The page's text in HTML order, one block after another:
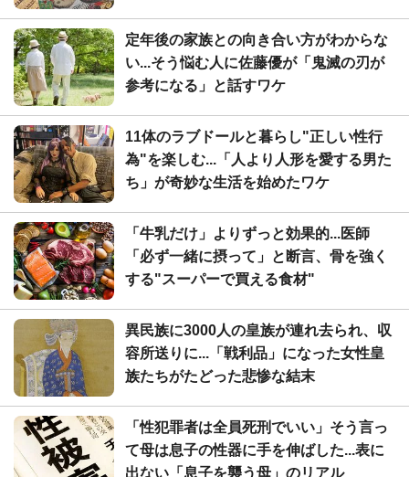
定年後の家族との向き合い方がわからな
い...そう悩む人に佐藤優が「鬼滅の刃が
参考になる」と話すワケ
11体のラブドールと暮らし"正しい性行
為"を楽しむ...「人より人形を愛する男た
ち」が奇妙な生活を始めたワケ
「牛乳だけ」よりずっと効果的...医師
「必ず一緒に摂って」と断言、骨を強く
する"スーパーで買える食材"
異民族に3000人の皇族が連れ去られ、収
容所送りに...「戦利品」になった女性皇
族たちがたどった悲惨な結末
「性犯罪者は全員死刑でいい」そう言っ
て母は息子の性器に手を伸ばした...表に
出ない「息子を襲う母」のリアル